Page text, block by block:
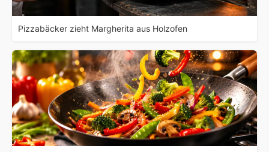
Pizzabäcker zieht Margherita aus Holzofen